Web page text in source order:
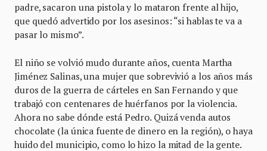
padre, sacaron una pistola y lo mataron frente al hijo,
que quedó advertido por los asesinos: “si hablas te va a
pasar lo mismo”.
El niño se volvió mudo durante años, cuenta Martha
Jiménez Salinas, una mujer que sobrevivió a los años más
duros de la guerra de cárteles en San Fernando y que
trabajó con centenares de huérfanos por la violencia.
Ahora no sabe dónde está Pedro. Quizá venda autos
chocolate (la única fuente de dinero en la región), o haya
huido del municipio, como lo hizo la mitad de la gente.